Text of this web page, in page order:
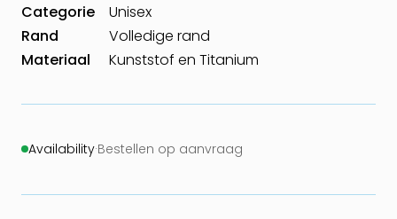
Categorie
Unisex
Rand
Volledige rand
Materiaal
Kunststof en Titanium
Availability·Bestellen op aanvraag